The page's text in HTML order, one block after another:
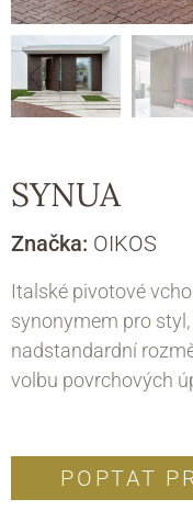
SYNUA
Značka: OIKOS
Italské pivotové
synonymem pro
nadstandardní
volbu povrchových
POPTAT